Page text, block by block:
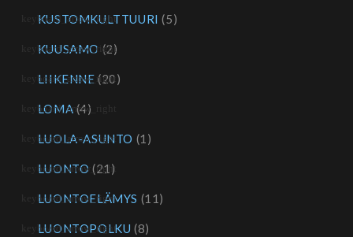
KUSTOMKULTTUURI (5)
KUUSAMO (2)
LIIKENNE (20)
LOMA (4)
LUOLA-ASUNTO (1)
LUONTO (21)
LUONTOELÄMYS (11)
LUONTOPOLKU (8)